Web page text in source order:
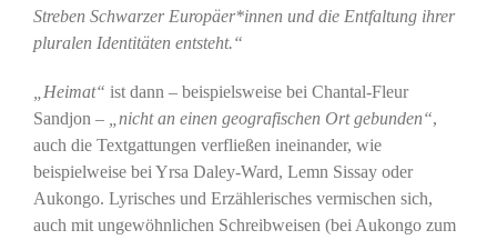
Streben Schwarzer Europäer*innen und die Entfaltung ihrer
pluralen Identitäten entsteht.“
„Heimat“ ist dann – beispielsweise bei Chantal-Fleur
Sandjon –
„nicht an einen geografischen Ort gebunden“,
auch die Textgattungen verfließen ineinander, wie
beispielweise bei Yrsa Daley-Ward, Lemn Sissay oder
Aukongo. Lyrisches und Erzählerisches vermischen sich,
auch mit ungewöhnlichen Schreibweisen (bei Aukongo zum